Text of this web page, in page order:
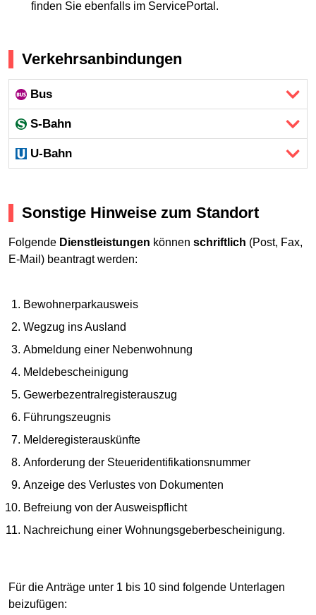
finden Sie ebenfalls im ServicePortal.
Verkehrsanbindungen
Bus
S-Bahn
U-Bahn
Sonstige Hinweise zum Standort
Folgende Dienstleistungen können schriftlich (Post, Fax,
E-Mail) beantragt werden:
Bewohnerparkausweis
Wegzug ins Ausland
Abmeldung einer Nebenwohnung
Meldebescheinigung
Gewerbezentralregisterauszug
Führungszeugnis
Melderegisterauskünfte
Anforderung der Steueridentifikationsnummer
Anzeige des Verlustes von Dokumenten
Befreiung von der Ausweispflicht
Nachreichung einer Wohnungsgeberbescheinigung.
Für die Anträge unter 1 bis 10 sind folgende Unterlagen
beizufügen: